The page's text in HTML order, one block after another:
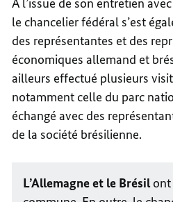
À l’issue de son entretien
le chancelier fédéral s’est
des représentantes et des
économiques allemand et
ailleurs effectué plusieurs
notamment celle du parc
échangé avec des
de la société brésilienne.
L’Allemagne et le Brésilont